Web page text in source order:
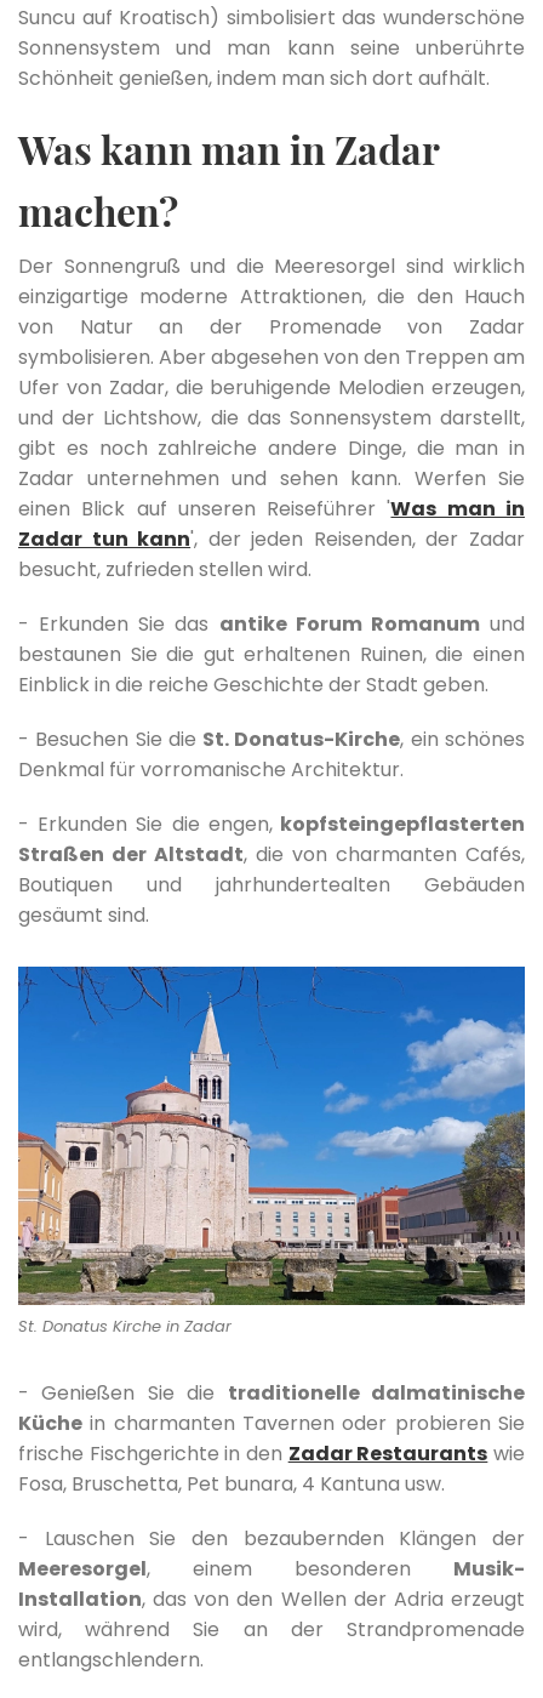
Suncu auf Kroatisch) simbolisiert das wunderschöne
Sonnensystem und man kann seine unberührte
Schönheit genießen, indem man sich dort aufhält.
Was kann man in Zadar
machen?
Der Sonnengruß und die Meeresorgel sind wirklich
einzigartige moderne Attraktionen, die den Hauch
von Natur an der Promenade von Zadar
symbolisieren. Aber abgesehen von den Treppen am
Ufer von Zadar, die beruhigende Melodien erzeugen,
und der Lichtshow, die das Sonnensystem darstellt,
gibt es noch zahlreiche andere Dinge, die man in
Zadar unternehmen und sehen kann. Werfen Sie
einen Blick auf unseren Reiseführer 'Was man in
Zadar tun kann', der jeden Reisenden, der Zadar
besucht, zufrieden stellen wird.
- Erkunden Sie das antike Forum Romanumund
bestaunen Sie die gut erhaltenen Ruinen, die einen
Einblick in die reiche Geschichte der Stadt geben.
- Besuchen Sie die St. Donatus-Kirche, ein schönes
Denkmal für vorromanische Architektur.
- Erkunden Sie die engen,kopfsteingepflasterten
Straßen der Altstadt, die von charmanten Cafés,
Boutiquen und jahrhundertealten Gebäuden
gesäumt sind.
St. Donatus Kirche in Zadar
- Genießen Sie die traditionelle dalmatinische
Küche in charmanten Tavernen oder probieren Sie
frische Fischgerichte in den Zadar Restaurants wie
Fosa, Bruschetta, Pet bunara, 4 Kantuna usw.
- Lauschen Sie den bezaubernden Klängen der
Meeresorgel, einem besonderen Musik-
Installation, das von den Wellen der Adria erzeugt
wird, während Sie an der Strandpromenade
entlangschlendern.